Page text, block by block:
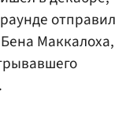
отправил
Маккалоха,